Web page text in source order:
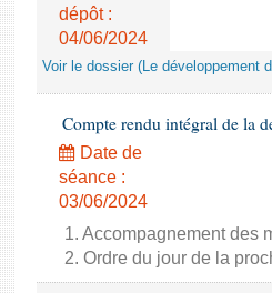
dépôt :
04/06/2024
Voir le dossier (Le développement
Compte rendu intégral de la
Date de
séance :
03/06/2024
1. Accompagnement des
2. Ordre du jour de la